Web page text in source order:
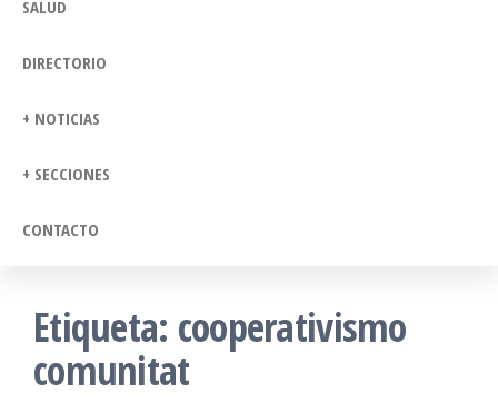
SALUD
DIRECTORIO
+ NOTICIAS
+ SECCIONES
CONTACTO
Etiqueta: cooperativismo
comunitat